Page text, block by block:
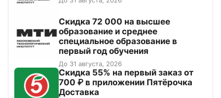
Скидка 72 000 на высшее
образование и среднее
специальное образование в
первый год обучения
До 31 августа, 2026
Скидка 55% на первый заказ от
700 ₽ в приложении Пятёрочка
Доставка